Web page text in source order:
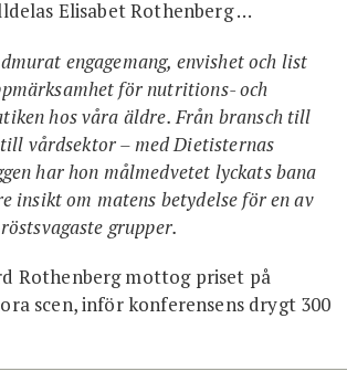
Elisabet Rothenberg …
engagemang, envishet och list
för nutritions- och
hos våra äldre. Från bransch till
vårdsektor – med Dietisternas
har hon målmedvetet lyckats bana
insikt om matens betydelse för en av
grupper.
Rothenberg mottog priset på
scen, inför konferensens drygt 300